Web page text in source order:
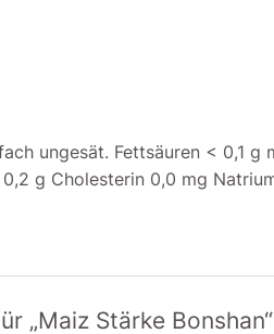
ungesät. Fettsäuren < 0,1
g Cholesterin 0,0 mg
„Maiz Stärke Bonshan“